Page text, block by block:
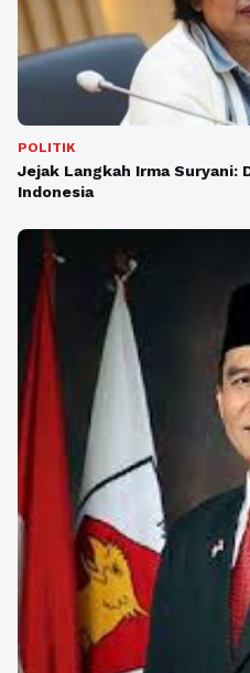
POLITIK
Jejak Langkah Irma Suryani:
Indonesia